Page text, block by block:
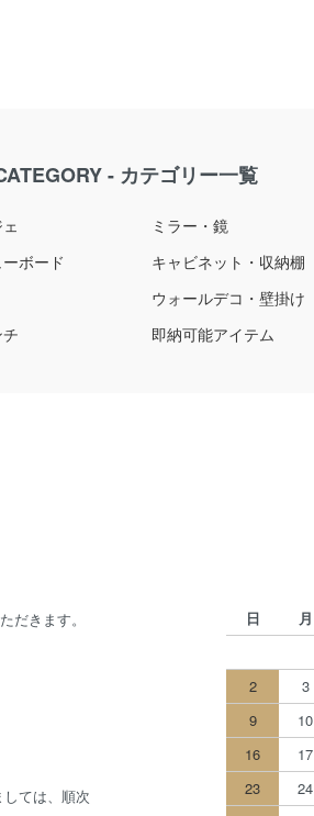
- カテゴリー一覧
ボード
ミラー・鏡
キャビネット・収納棚
ウォールデコ・壁掛け
即納可能アイテム
だきます。
ては、順次
日 月
2
3
9
10
16
17
23
24